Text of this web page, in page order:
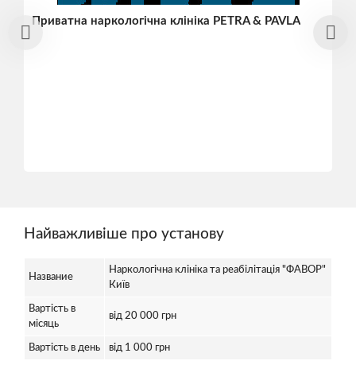
Приватна наркологічна клініка PETRA & PAVLA
Найважливіше про установу
Название
Наркологічна клініка та реабілітація "ФАВОР"
Київ
Вартість в
місяць
від 20 000 грн
Вартість в день від 1 000 грн